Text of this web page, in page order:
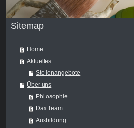
Sitemap
Home
Aktuelles
Stellenangebote
Über uns
Philosophie
Das Team
Ausbildung